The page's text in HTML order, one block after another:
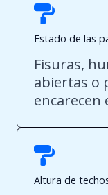
Estado de las
Fisuras,
abiertas o
encarecen
Altura de